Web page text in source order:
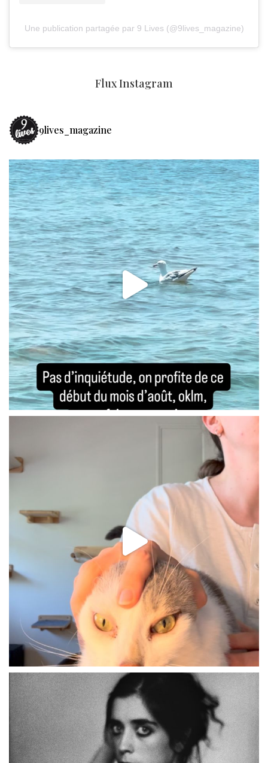
Une publication partagée par 9 Lives (@9lives_magazine)
Flux Instagram
9lives_magazine